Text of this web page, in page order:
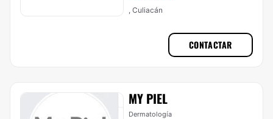
, Culiacán
CONTACTAR
MY PIEL
Dermatología